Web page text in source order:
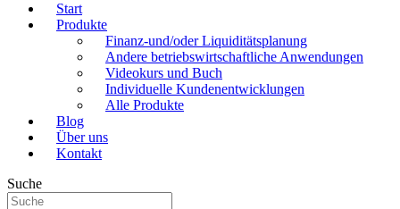
Start
Produkte
Finanz-und/oder Liquiditätsplanung
Andere betriebswirtschaftliche Anwendungen
Videokurs und Buch
Individuelle Kundenentwicklungen
Alle Produkte
Blog
Über uns
Kontakt
Suche